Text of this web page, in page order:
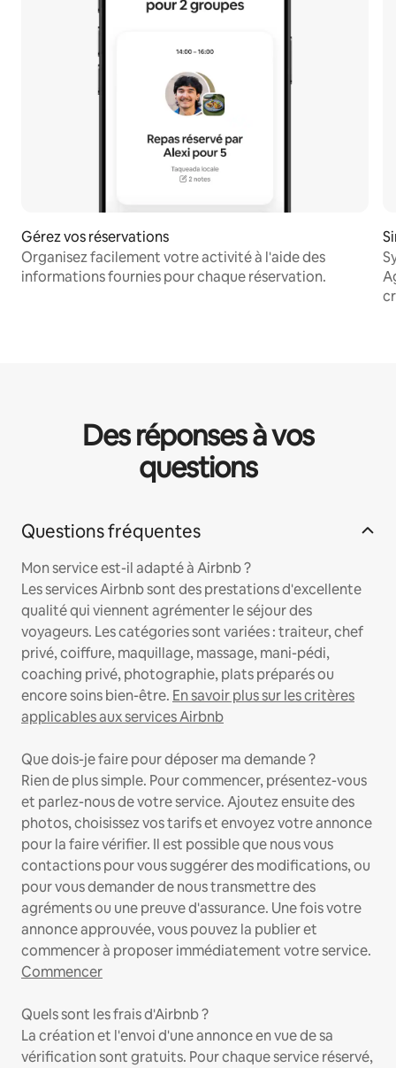
Gérez vos réservations
Organisez facilement votre activité à l'aide des
informations fournies pour chaque réservation.
Des réponses à vos
questions
Questions fréquentes
Mon service est-il adapté à Airbnb ?
Les services Airbnb sont des prestations d'excellente
qualité qui viennent agrémenter le séjour des
voyageurs. Les catégories sont variées : traiteur, chef
privé, coiffure, maquillage, massage, mani-pédi,
coaching privé, photographie, plats préparés ou
encore soins bien-être. En savoir plus sur les critères
applicables aux services Airbnb
Que dois-je faire pour déposer ma demande ?
Rien de plus simple. Pour commencer, présentez-vous
et parlez-nous de votre service. Ajoutez ensuite des
photos, choisissez vos tarifs et envoyez votre annonce
pour la faire vérifier. Il est possible que nous vous
contactions pour vous suggérer des modifications, ou
pour vous demander de nous transmettre des
agréments ou une preuve d'assurance. Une fois votre
annonce approuvée, vous pouvez la publier et
commencer à proposer immédiatement votre service.
Commencer
Quels sont les frais d'Airbnb ?
La création et l'envoi d'une annonce en vue de sa
vérification sont gratuits. Pour chaque service réservé,